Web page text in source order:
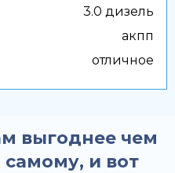
3.0 дизель
акпп
отличное
выгоднее чем
самому, и вот